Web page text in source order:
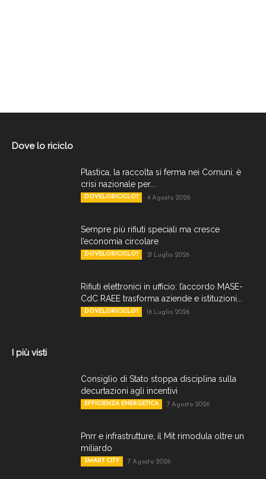
Dove lo riciclo
Plastica, la raccolta si ferma nei Comuni: è
crisi nazionale per...
DOVELORICICLO? 4 Agosto 2026
Sempre più rifiuti speciali ma cresce
l’economia circolare
DOVELORICICLO? 21 Luglio 2026
Rifiuti elettronici in ufficio: l’accordo MASE-
CdC RAEE trasforma aziende e istituzioni...
DOVELORICICLO? 16 Luglio 2026
I più visti
Consiglio di Stato stoppa disciplina sulla
decurtazioni agli incentivi
EFFICIENZA ENERGETICA 7 Agosto 2026
Pnrr e infrastrutture, il Mit rimodula oltre un
miliardo
SMART CITY 7 Agosto 2026